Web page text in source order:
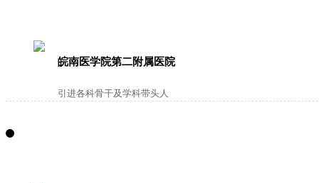
皖南医学院第二附属医院
引进各科骨干及学科带头人